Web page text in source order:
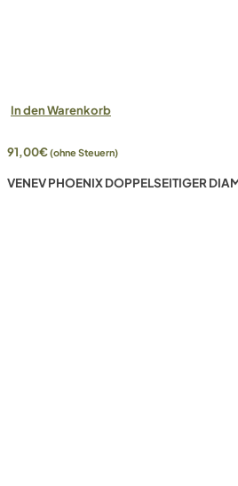
In den Warenkorb
91,00€(ohne Steuern)
VENEV PHOENIX DOPPELSEITIGER